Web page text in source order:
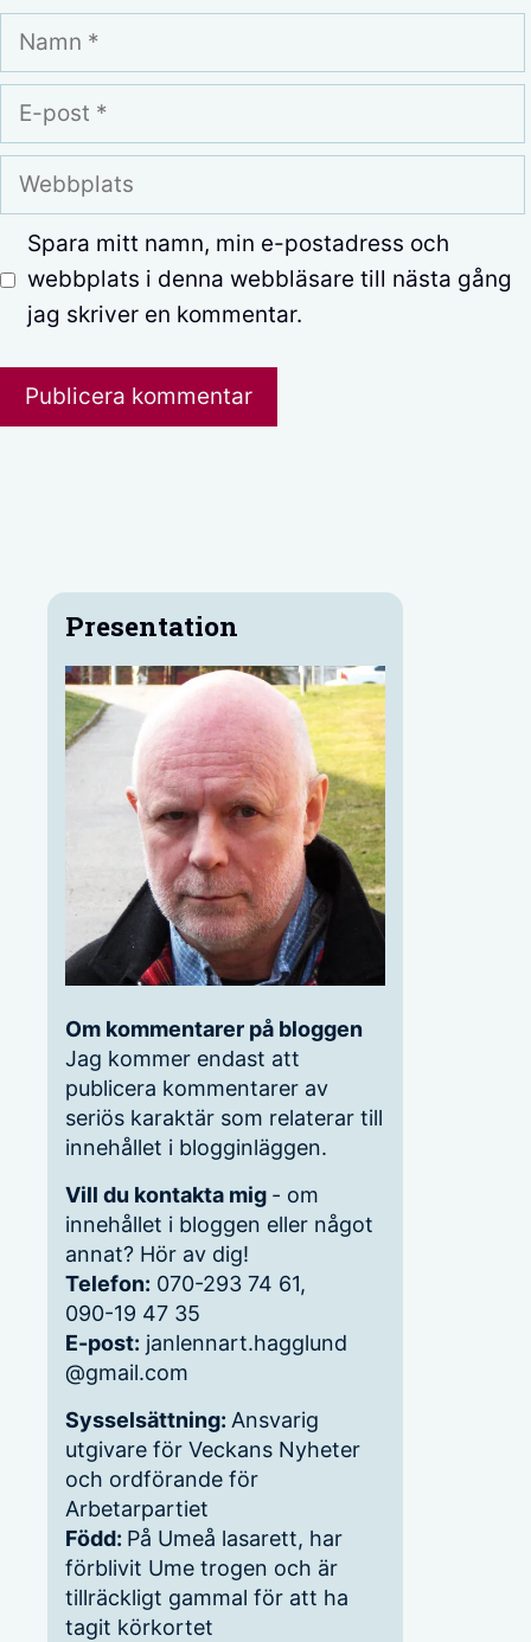
Namn
E-
post
Webbplats
Spara mitt namn, min e-postadress och
webbplats i denna webbläsare till nästa gång
jag skriver en kommentar.
Presentation
Om kommentarer på bloggen
Jag kommer endast att
publicera kommentarer av
seriös karaktär som relaterar till
innehållet i blogginläggen.
Vill du kontakta mig - om
innehållet i bloggen eller något
annat? Hör av dig!
Telefon: 070-293 74 61,
090-19 47 35
E-post: janlennart.hagglund
@gmail.com
Sysselsättning: Ansvarig
utgivare för Veckans Nyheter
och ordförande för
Arbetarpartiet
Född: På Umeå lasarett, har
förblivit Ume trogen och är
tillräckligt gammal för att ha
tagit körkortet